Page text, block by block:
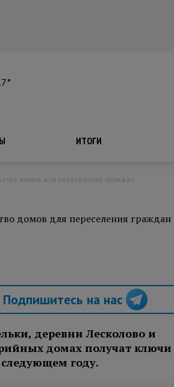
ИТОГИ
домов для переселения граждан
домов для переселения граждан
Подпишитесь на нас
деревни Лесколово и
домах получат ключи
году.